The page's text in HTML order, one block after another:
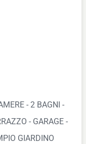
- 2 BAGNI -
- GARAGE -
GIARDINO